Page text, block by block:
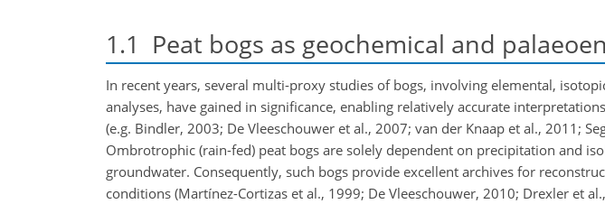
1.1 Peat bogs as geochemical and
In recent years, several multi-proxy studies of bogs, involving elemental,
analyses, have gained in significance, enabling relatively accurate
(e.g. Bindler, 2003; De Vleeschouwer et al., 2007; van der Knaap et al., 2011;
Ombrotrophic (rain-fed) peat bogs are solely dependent on precipitation and
groundwater. Consequently, such bogs provide excellent archives for
conditions (Martínez-Cortizas et al., 1999; De Vleeschouwer, 2010; Drexler et